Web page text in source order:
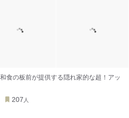
食の板前が提供する隠れ家的な超！アッ
207 人